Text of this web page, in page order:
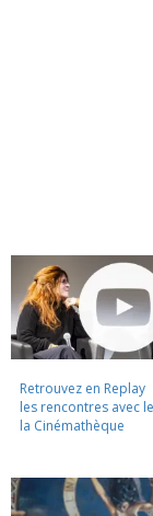
Retrouvez en Replay
les rencontres avec
la Cinémathèque